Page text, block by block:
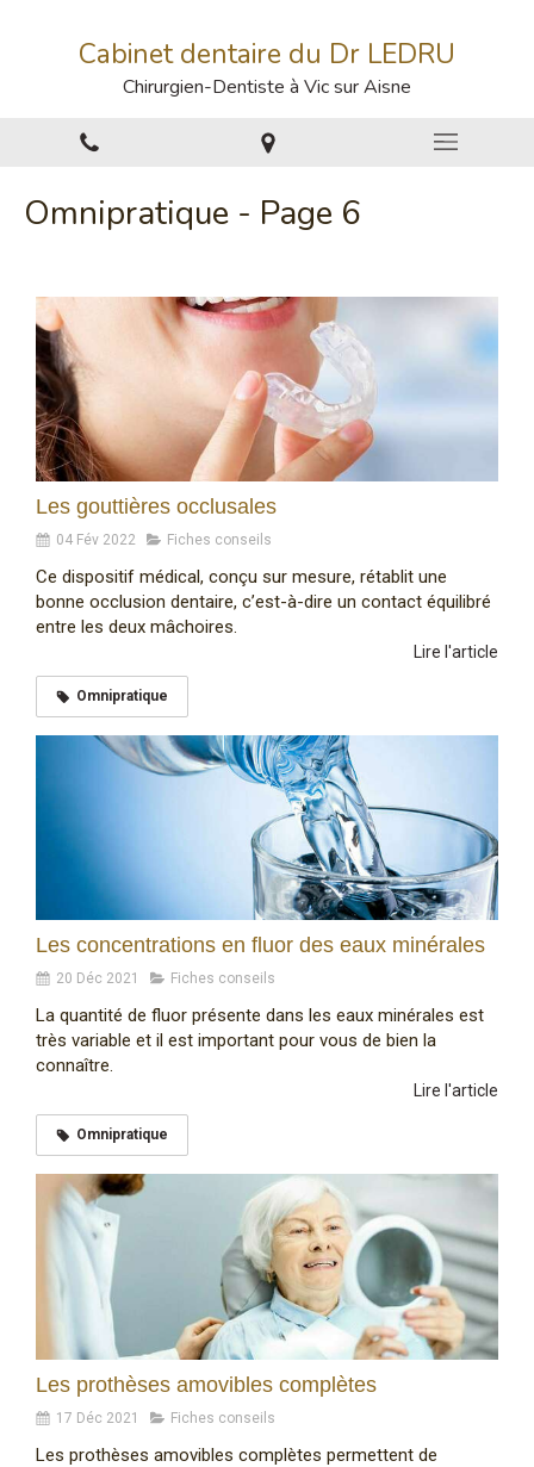
Cabinet dentaire du Dr LEDRU
Chirurgien-Dentiste à Vic sur Aisne
Omnipratique - Page 6
Les gouttières occlusales
04 Fév 2022 Fiches conseils
Ce dispositif médical, conçu sur mesure, rétablit une
bonne occlusion dentaire, c’est-à-dire un contact équilibré
entre les deux mâchoires.
Lire l'article
Omnipratique
Les concentrations en fluor des eaux minérales
20 Déc 2021 Fiches conseils
La quantité de fluor présente dans les eaux minérales est
très variable et il est important pour vous de bien la
connaître.
Lire l'article
Omnipratique
Les prothèses amovibles complètes
17 Déc 2021 Fiches conseils
Les prothèses amovibles complètes permettent de